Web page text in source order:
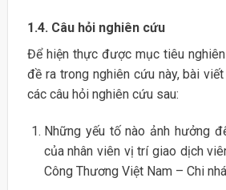
1.4. Câu hỏi nghiên cứu
Để hiện thực được mục tiêu
đề ra trong nghiên cứu này, bài
các câu hỏi nghiên cứu sau:
Những yếu tố nào ảnh hưởng
của nhân viên vị trí giao dịch
Công Thương Việt Nam – Chi